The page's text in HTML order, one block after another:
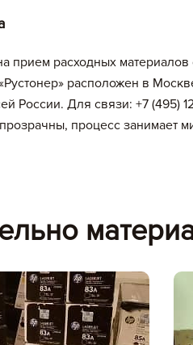
прием расходных
расположен в
России. Для связи: +7 (495)
процесс занимает